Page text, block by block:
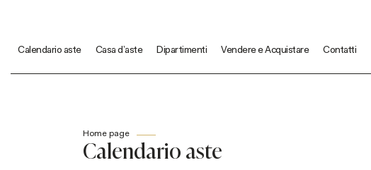
Calendario aste Casa d'aste Dipartimenti Vendere e Acquistare Contatti
Home page
Calendario aste